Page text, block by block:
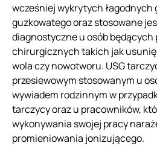
wcześniej wykrytych łagodnych
guzkowatego oraz stosowane
diagnostyczne u osób będących
chirurgicznych takich jak
wola czy nowotworu. USG
przesiewowym stosowanym u
wywiadem rodzinnym w
tarczycy oraz u pracowników,
wykonywania swojej pracy
promieniowania jonizującego.